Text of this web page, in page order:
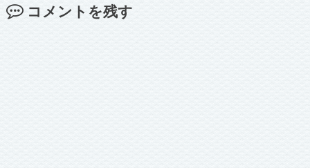
コメントを残す